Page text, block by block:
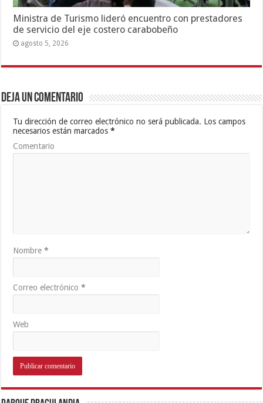
Ministra de Turismo lideró encuentro con prestadores
de servicio del eje costero carabobeño
agosto 5, 2026
Deja un comentario
Tu dirección de correo electrónico no será publicada. Los campos
necesarios están marcados*
Comentario
Nombre*
Correo electrónico*
Web